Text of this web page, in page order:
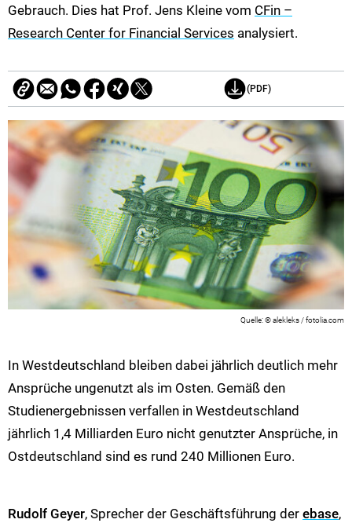
Gebrauch. Dies hat Prof. Jens Kleine vom CFin –
Research Center for Financial Services analysiert.
(PDF)
© alekleks / fotolia.com
In Westdeutschland bleiben dabei jährlich deutlich mehr
Ansprüche ungenutzt als im Osten. Gemäß den
Studienergebnissen verfallen in Westdeutschland
jährlich 1,4 Milliarden Euro nicht genutzter Ansprüche, in
Ostdeutschland sind es rund 240 Millionen Euro.
Rudolf Geyer, Sprecher der Geschäftsführung der ebase,